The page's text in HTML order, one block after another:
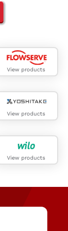
View products
View products
View products